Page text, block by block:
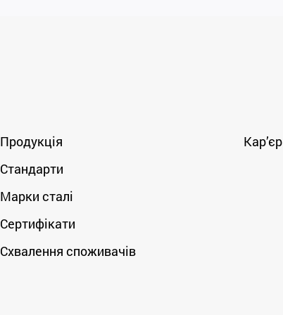
Продукція
Стандарти
Марки сталі
Сертифікати
Схвалення споживачів